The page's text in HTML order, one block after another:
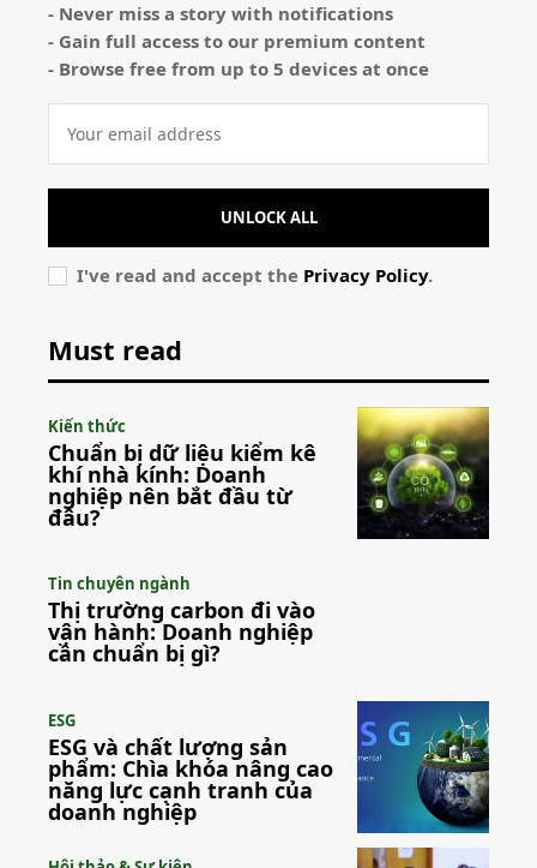
- Never miss a story with notifications
- Gain full access to our premium content
- Browse free from up to 5 devices at once
UNLOCK ALL
I've read and accept the Privacy Policy.
Must read
Kiến thức
Chuẩn bị dữ liệu kiểm kê
khí nhà kính: Doanh
nghiệp nên bắt đầu từ
đâu?
Tin chuyên ngành
Thị trường carbon đi vào
vận hành: Doanh nghiệp
cần chuẩn bị gì?
ESG
ESG và chất lượng sản
phẩm: Chìa khóa nâng cao
năng lực cạnh tranh của
doanh nghiệp